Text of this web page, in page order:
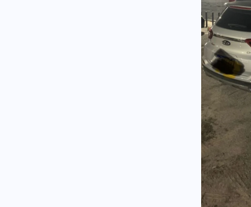
NACIONAL
Merlo: cayó un exgendarme
señalado como sicario del
comerciante chino asesinado en